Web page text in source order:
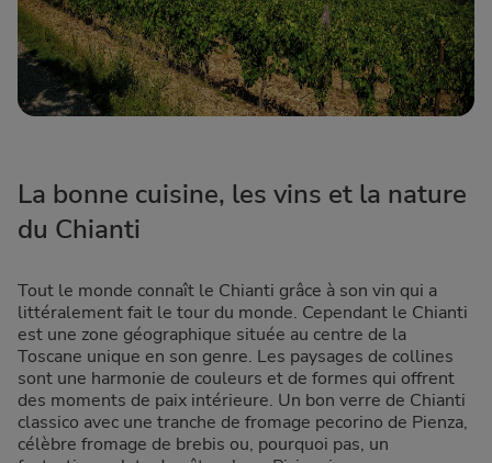
La bonne cuisine, les vins et la nature
du Chianti
Tout le monde connaît le Chianti grâce à son vin qui a
littéralement fait le tour du monde. Cependant le Chianti
est une zone géographique située au centre de la
Toscane unique en son genre. Les paysages de collines
sont une harmonie de couleurs et de formes qui offrent
des moments de paix intérieure. Un bon verre de Chianti
classico avec une tranche de fromage pecorino de Pienza,
célèbre fromage de brebis ou, pourquoi pas, un